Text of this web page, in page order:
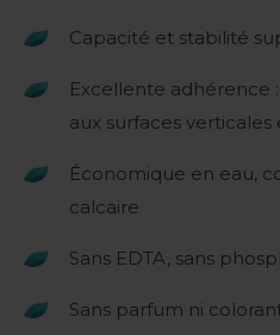
Capacité et stabilité
Excellente adhérence
aux surfaces
Économique en eau,
calcaire
Sans EDTA, sans
Sans parfum ni